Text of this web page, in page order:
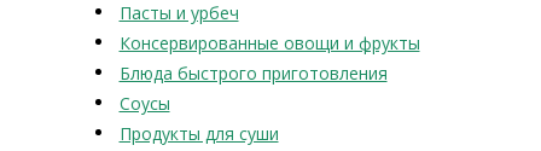
Пасты и урбеч
Консервированные овощи и фрукты
Блюда быстрого приготовления
Соусы
Продукты для суши